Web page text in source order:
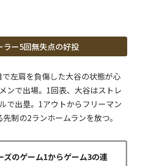
ー5回無失点の好投
で左肩を負傷した大谷の状態が心
ンで出場。1回表、大谷はストレ
で出塁。1アウトからフリーマン
制の2ランホームランを放つ。
ズのゲーム1からゲーム3の連